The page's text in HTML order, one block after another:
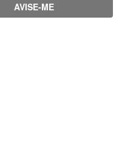
AVISE-ME